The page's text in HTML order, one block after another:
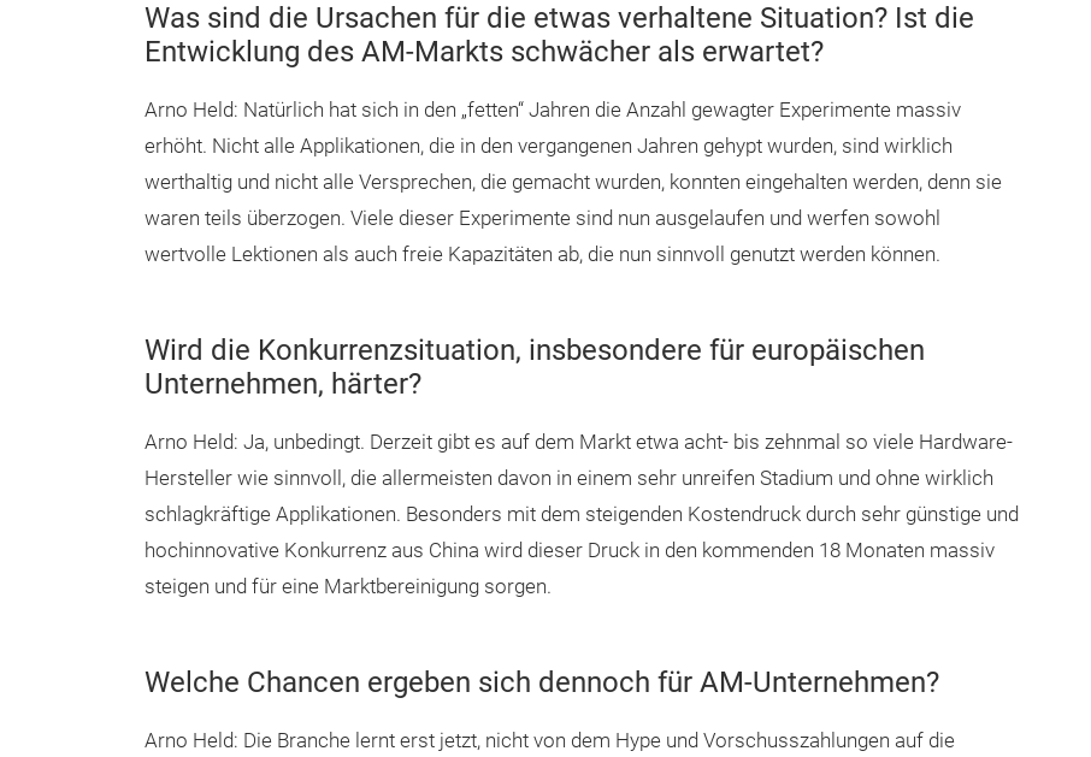
Was sind die Ursachen für die etwas verhaltene Situation? Ist die
Entwicklung des AM-Markts schwächer als erwartet?
Arno Held: Natürlich hat sich in den „fetten“ Jahren die Anzahl gewagter Experimente massiv
erhöht. Nicht alle Applikationen, die in den vergangenen Jahren gehypt wurden, sind wirklich
werthaltig und nicht alle Versprechen, die gemacht wurden, konnten eingehalten werden, denn sie
waren teils überzogen. Viele dieser Experimente sind nun ausgelaufen und werfen sowohl
wertvolle Lektionen als auch freie Kapazitäten ab, die nun sinnvoll genutzt werden können.
Wird die Konkurrenzsituation, insbesondere für europäischen
Unternehmen, härter?
Arno Held: Ja, unbedingt. Derzeit gibt es auf dem Markt etwa acht- bis zehnmal so viele Hardware-
Hersteller wie sinnvoll, die allermeisten davon in einem sehr unreifen Stadium und ohne wirklich
schlagkräftige Applikationen. Besonders mit dem steigenden Kostendruck durch sehr günstige und
hochinnovative Konkurrenz aus China wird dieser Druck in den kommenden 18 Monaten massiv
steigen und für eine Marktbereinigung sorgen.
Welche Chancen ergeben sich dennoch für AM-Unternehmen?
Arno Held: Die Branche lernt erst jetzt, nicht von dem Hype und Vorschusszahlungen auf die